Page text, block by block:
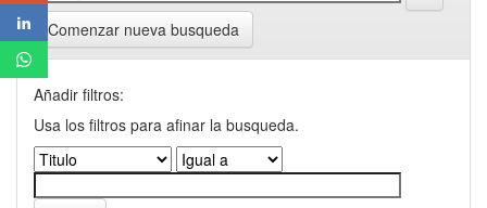
Comenzar nueva busqueda
Añadir filtros:
Usa los filtros para afinar la busqueda.